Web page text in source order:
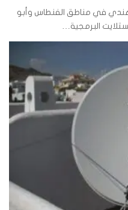
في مناطق الفنطاس وأبو
البرمجية…